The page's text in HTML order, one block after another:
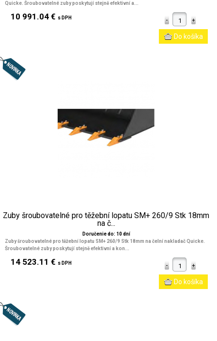
Quicke. Šroubovatelné zuby poskytují stejně efektivní a...
10 991.04 € s DPH
Zuby šroubovatelné pro těžební lopatu SM+ 260/9 Stk 18mm
na č...
Doručenie do: 10 dní
Zuby šroubovatelné pro těžební lopatu SM+ 260/9 Stk 18mm na čelní nakladač Quicke.
Šroubovatelné zuby poskytují stejně efektivní a kon...
14 523.11 € s DPH